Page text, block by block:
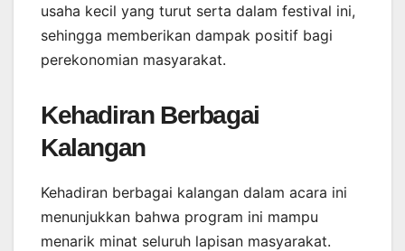
usaha kecil yang turut serta dalam festival ini,
sehingga memberikan dampak positif bagi
perekonomian masyarakat.
Kehadiran Berbagai
Kalangan
Kehadiran berbagai kalangan dalam acara ini
menunjukkan bahwa program ini mampu
menarik minat seluruh lapisan masyarakat.